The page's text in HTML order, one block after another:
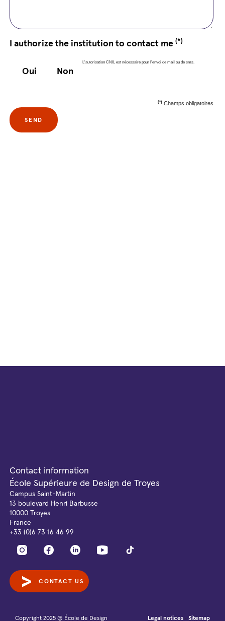
I authorize the institution to contact me(*)
Oui Non
L'autorisation CNIL est nécessaire pour l'envoi de mail ou de sms.
(*)Champs obligatoires
SEND
Contact information
École Supérieure de Design de Troyes
Campus Saint-Martin
13 boulevard Henri Barbusse
10000 Troyes
France
+33 (0)6 73 16 46 99
CONTACT US
Copyright 2025 © École de Design Legal notices - Sitemap